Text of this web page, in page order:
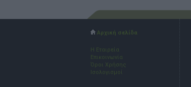
Αρχική σελίδα
Η Εταιρεία
Επικοινωνία
Όροι Χρήσης
Ισολογισμοί